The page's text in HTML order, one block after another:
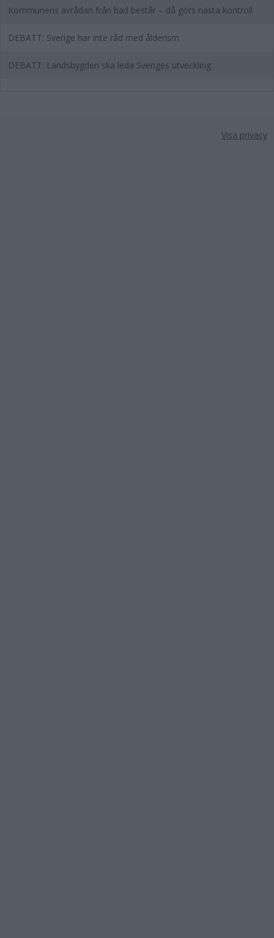
Kommunens avrådan från bad består – då görs nästa kontroll
DEBATT: Sverige har inte råd med ålderism
DEBATT: Landsbygden ska leda Sveriges utveckling
Visa privacy